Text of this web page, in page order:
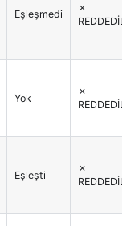
Eşleşmedi
✗
REDDEDİLİR
Yok
✗
REDDEDİLİR
Eşleşti
✗
REDDEDİLİR